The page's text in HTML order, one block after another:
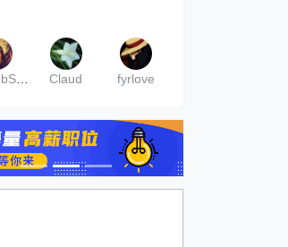
LowRebSwrd Claud fyrlove